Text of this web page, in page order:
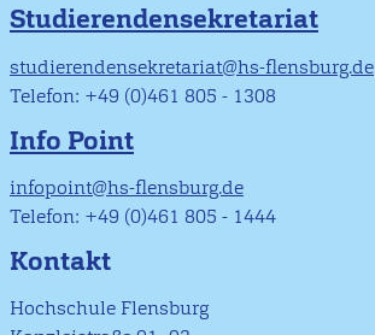
Studierendensekretariat
studierendensekretariat@hs-flensburg.de
Telefon: +49 (0)461 805 - 1308
Info Point
infopoint@hs-flensburg.de
Telefon: +49 (0)461 805 - 1444
Kontakt
Hochschule Flensburg